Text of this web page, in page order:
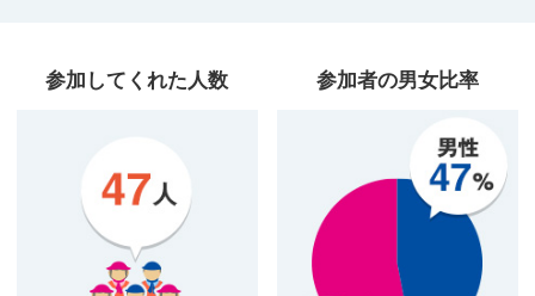
参加してくれた人数 参加者の男女比率